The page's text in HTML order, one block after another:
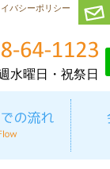
イバシーポリシー
水曜日・祝祭日